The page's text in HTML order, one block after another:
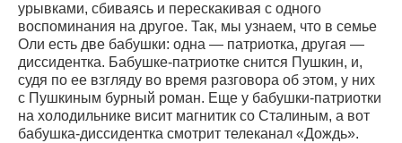
урывками, сбиваясь и перескакивая с одного
воспоминания на другое. Так, мы узнаем, что в семье
Оли есть две бабушки: одна — патриотка, другая —
диссидентка. Бабушке-патриотке снится Пушкин, и,
судя по ее взгляду во время разговора об этом, у них
с Пушкиным бурный роман. Еще у бабушки-патриотки
на холодильнике висит магнитик со Сталиным, а вот
бабушка-диссидентка смотрит телеканал «Дождь».